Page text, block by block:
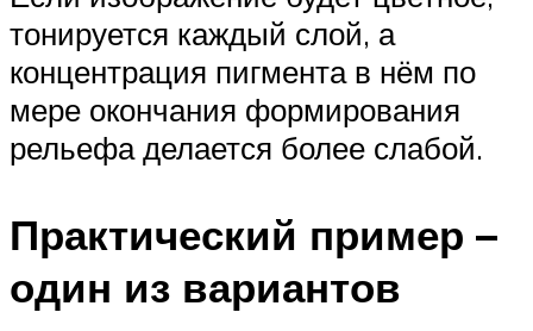
тонируется каждый слой, а
концентрация пигмента в нём по
мере окончания формирования
рельефа делается более слабой.
Практический пример –
один из вариантов